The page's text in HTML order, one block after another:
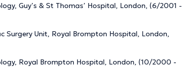
Guy’s & St Thomas’ Hospital, London, (6/2001 -
Surgery Unit, Royal Brompton Hospital, London,
Royal Brompton Hospital, London, (10/2000 -